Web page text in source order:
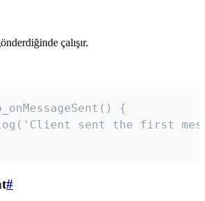
çalışır.
{
sent the first
#